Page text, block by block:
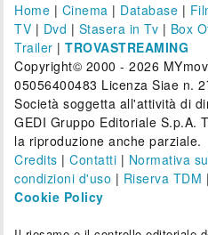
Home | Cinema | Database |
TV | Dvd | Stasera in Tv | Box
Trailer |TROVASTREAMING
Copyright© 2000 - 2026
05056400483 Licenza Siae n.
Società soggetta all'attività di
GEDI Gruppo Editoriale S.p.A.
la riproduzione anche parziale.
Credits |Contatti | Normativa
condizioni d'uso | Riserva TDM |
Cookie Policy